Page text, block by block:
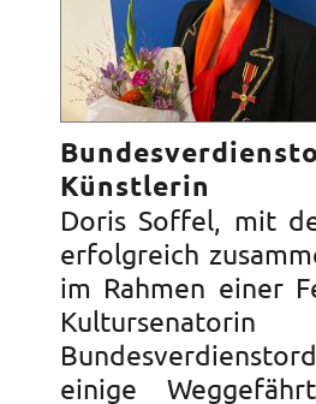
Künstlerin
Doris Soffel, mit
erfolgreich
im Rahmen einer
einige